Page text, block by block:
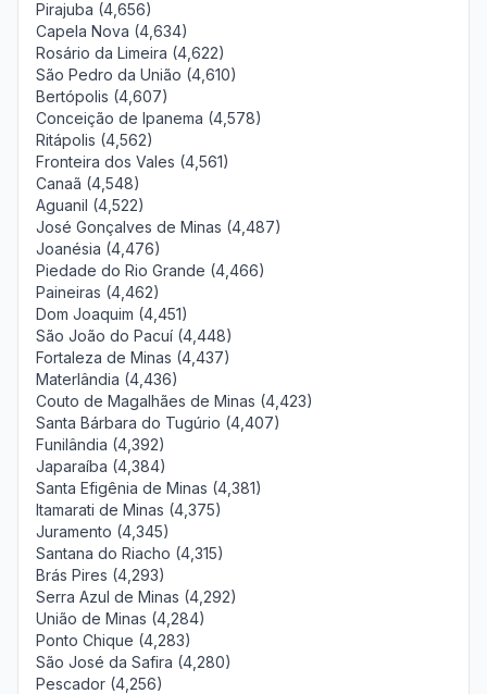
Pirajuba (4,656)
Capela Nova (4,634)
Rosário da Limeira (4,622)
São Pedro da União (4,610)
Bertópolis (4,607)
Conceição de Ipanema (4,578)
Ritápolis (4,562)
Fronteira dos Vales (4,561)
Canaã (4,548)
Aguanil (4,522)
José Gonçalves de Minas (4,487)
Joanésia (4,476)
Piedade do Rio Grande (4,466)
Paineiras (4,462)
Dom Joaquim (4,451)
São João do Pacuí (4,448)
Fortaleza de Minas (4,437)
Materlândia (4,436)
Couto de Magalhães de Minas (4,423)
Santa Bárbara do Tugúrio (4,407)
Funilândia (4,392)
Japaraíba (4,384)
Santa Efigênia de Minas (4,381)
Itamarati de Minas (4,375)
Juramento (4,345)
Santana do Riacho (4,315)
Brás Pires (4,293)
Serra Azul de Minas (4,292)
União de Minas (4,284)
Ponto Chique (4,283)
São José da Safira (4,280)
Pescador (4,256)